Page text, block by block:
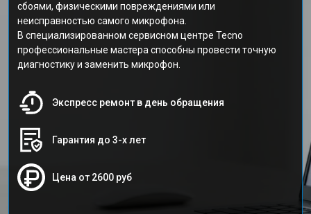
сбоями, физическими повреждениями или
неисправностью самого микрофона.
В специализированном сервисном центре Tecno
профессиональные мастера способны провести точную
диагностику и заменить микрофон.
Экспресс ремонт в день обращения
Гарантия до 3-х лет
Цена от 2600 руб